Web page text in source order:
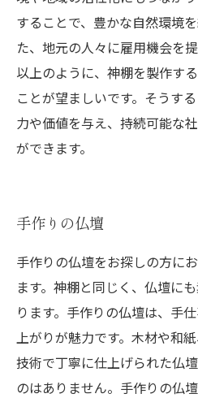
することで、豊かな自然環境
た、地元の人々に雇用機会を
以上のように、神棚を製作す
ことが望ましいです。そうす
力や価値を与え、持続可能な
ができます。
手作りの仏壇
手作りの仏壇をお探しの方に
ます。神棚と同じく、仏壇に
ります。手作りの仏壇は、手
上がりが魅力です。木材や和
技術で丁寧に仕上げられた仏
のはありません。手作りの仏